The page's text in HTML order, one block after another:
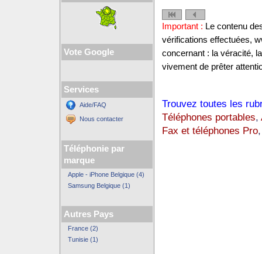
Vote Google
Services
Aide/FAQ
Nous contacter
Téléphonie par
marque
Apple - iPhone Belgique (4)
Samsung Belgique (1)
Autres Pays
France (2)
Tunisie (1)
Important : Le contenu
vérifications effectuées,
concernant : la véracité,
vivement de prêter
Trouvez toutes les
Téléphones portables,
Fax et téléphones Pro,